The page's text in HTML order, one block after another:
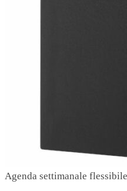
Agenda settimanale